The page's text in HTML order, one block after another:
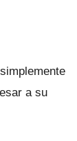
a su